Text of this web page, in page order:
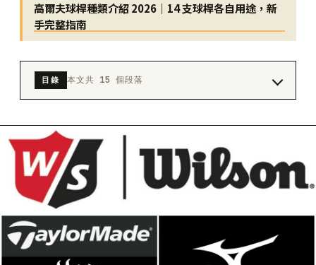
高爾夫球桿種類介紹 2026｜14 支球桿各自用途，新
手完整指南
目錄 本文共 15 個段落